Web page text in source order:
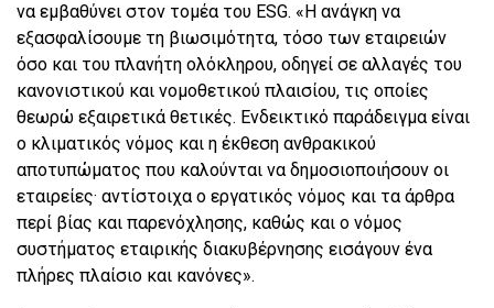
να εμβαθύνει στον τομέα του ESG. «Η ανάγκη να
εξασφαλίσουμε τη βιωσιμότητα, τόσο των εταιρειών
όσο και του πλανήτη ολόκληρου, οδηγεί σε αλλαγές του
κανονιστικού και νομοθετικού πλαισίου, τις οποίες
θεωρώ εξαιρετικά θετικές. Ενδεικτικό παράδειγμα είναι
ο κλιματικός νόμος και η έκθεση ανθρακικού
αποτυπώματος που καλούνται να δημοσιοποιήσουν οι
εταιρείες· αντίστοιχα ο εργατικός νόμος και τα άρθρα
περί βίας και παρενόχλησης, καθώς και ο νόμος
συστήματος εταιρικής διακυβέρνησης εισάγουν ένα
πλήρες πλαίσιο και κανόνες».